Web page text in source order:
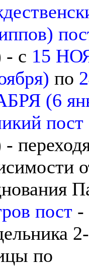
- с 15
по
(6
пост
-
пост -
по